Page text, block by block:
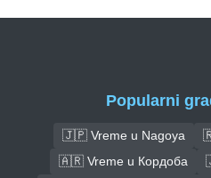
Popularni
🇯🇵 Vreme u Nagoya
🇦🇷 Vreme u Кордоба